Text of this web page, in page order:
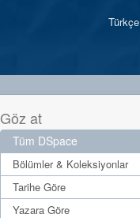
Türkçe
Göz at
Tüm DSpace
Bölümler & Koleksiyonlar
Tarihe Göre
Yazara Göre